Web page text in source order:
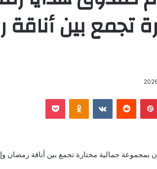
تجمع بين
بينتيريست Odnoklassniki
‫Pocket
جمالية مختارة تجمع بين أناقة رمضان